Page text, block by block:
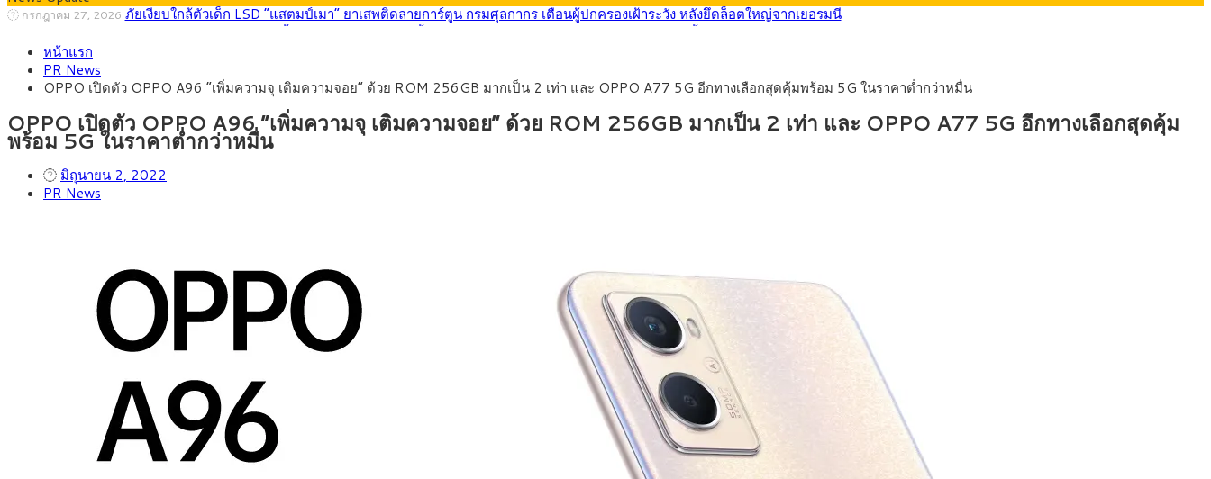
กรกฎาคม 27, 2026 กรุงศรี คาดเงินบาทสัปดาห์นี้ (27–31 ก.ค. 2569) ซื้อขายในกรอบ 33.40-34.00 มองเฟดคงดอกเบี้ย
สิงหาคม 4, 2026
สิงหาคม 3, 2026
สิงหาคม 1, 2026 “เอกนิติ” เปิดเครื่องยนต์เศรษฐกิจใหม่ของไทย เดินหน้า 5 ยุทธศาสตร์ รื้อโครงสร้างเศรษฐกิจ ดันไทยโตเต็มศักยภาพ
กรกฎาคม 27, 2026 ภัยเงียบใกล้ตัวเด็ก LSD “แสตมป์เมา” ยาเสพติดลายการ์ตูน กรมศุลกากร เตือนผู้ปกครองเฝ้าระวัง หลังยึดล็อตใหญ่จากเยอรมนี
หน้าแรก
PR News
OPPO เปิดตัว OPPO A96 “เพิ่มความจุ เติมความจอย” ด้วย ROM 256GB มากเป็น 2 เท่า และ OPPO A77 5G อีกทางเลือกสุดคุ้มพร้อม 5G ในราคาต่ำกว่าหมื่น
OPPO เปิดตัว OPPO A96 “เพิ่มความจุ เติมความจอย” ด้วย ROM 256GB มากเป็น 2 เท่า และ OPPO A77 5G อีกทางเลือกสุดคุ้ม
พร้อม 5G ในราคาต่ำกว่าหมื่น
มิถุนายน 2, 2022
PR News